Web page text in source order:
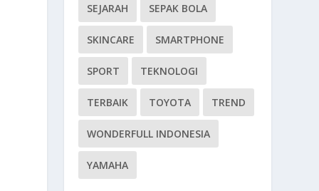
SEJARAH SEPAK BOLA
SKINCARE SMARTPHONE
SPORT TEKNOLOGI
TERBAIK TOYOTA TREND
WONDERFULL INDONESIA
YAMAHA